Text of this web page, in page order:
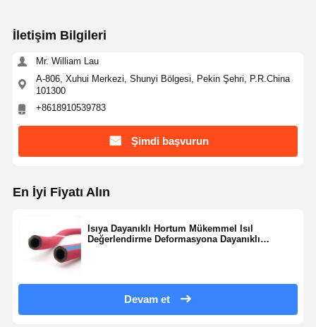
İletişim Bilgileri
Mr. William Lau
A-806, Xuhui Merkezi, Shunyi Bölgesi, Pekin Şehri, P.R.China
101300
+8618910539783
Şimdi başvurun
En İyi Fiyatı Alın
Isıya Dayanıklı Hortum Mükemmel Isıl
Değerlendirme Deformasyona Dayanıklı
Devam et